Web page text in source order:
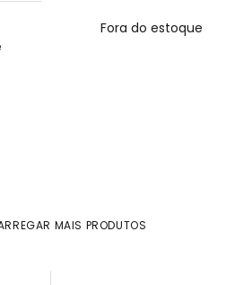
Fora do estoque
MAIS PRODUTOS